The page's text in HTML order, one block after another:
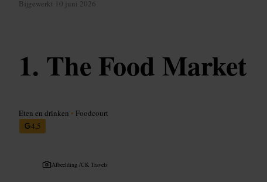
Bijgewerkt 10 juni 2026
The Food Market
Eten en drinken • Foodcourt
4,5
Afbeelding /CK Travels